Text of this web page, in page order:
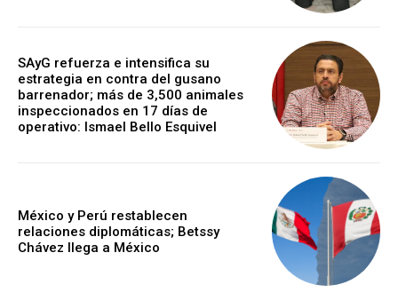
SAyG refuerza e intensifica su
estrategia en contra del gusano
barrenador; más de 3,500 animales
inspeccionados en 17 días de
operativo: Ismael Bello Esquivel
México y Perú restablecen
relaciones diplomáticas; Betssy
Chávez llega a México